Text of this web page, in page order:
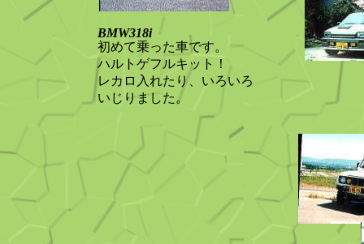
BMW318i
初めて乗った車です。
ハルトゲフルキット！
レカロ入れたり、いろいろ
いじりました。